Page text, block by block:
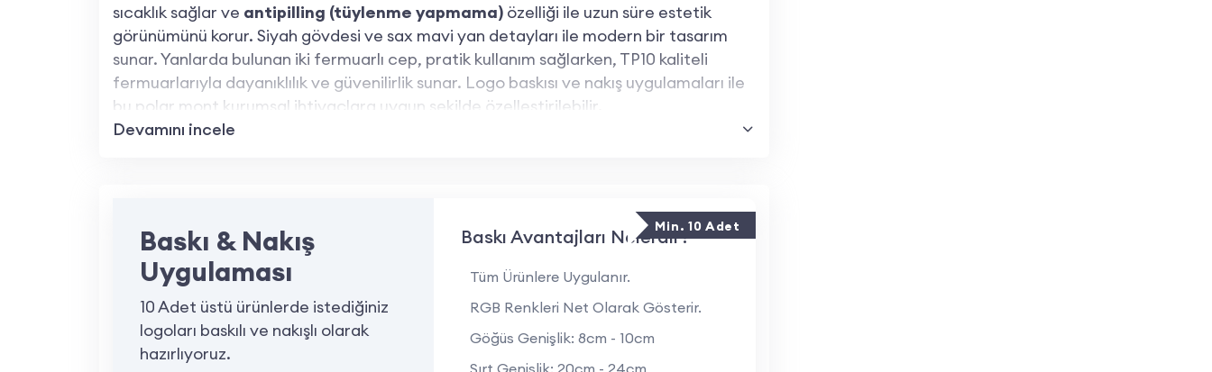
sıcaklık sağlar ve antipilling (tüylenme yapmama)özelliği ile uzun süre estetik
görünümünü korur. Siyah gövdesi ve sax mavi yan detayları ile modern bir tasarım
sunar. Yanlarda bulunan iki fermuarlı cep, pratik kullanım sağlarken, TP10 kaliteli
fermuarlarıyla dayanıklılık ve güvenilirlik sunar. Logo baskısı ve nakış uygulamaları ile
bu polar mont kurumsal ihtiyaçlara uygun şekilde özelleştirilebilir.
sahiptir.
Antipilling Özelliği:
Tüylenme yapmayan kumaşı uzun ömürlü kullanım sağlar.
Siyah Gövde ve Sax Mavi Yan Detaylar:
profesyonel bir görünüm sunar.
Yanlarda Fermuarlı Cepler:
Eşyalarınızı güvenle saklamanızı sağlayan iki fermuarlı
Devamını incele
Baskı & Nakış
Uygulaması
10 Adet üstü ürünlerde istediğiniz
logoları baskılı ve nakışlı olarak
hazırlıyoruz.
Baskı Avantajları Nelerdir?
Tüm Ürünlere Uygulanır.
RGB Renkleri Net Olarak Gösterir.
Göğüs Genişlik: 8cm - 10cm
Sırt Genişlik: 20cm - 24cm
Min. 10 Adet